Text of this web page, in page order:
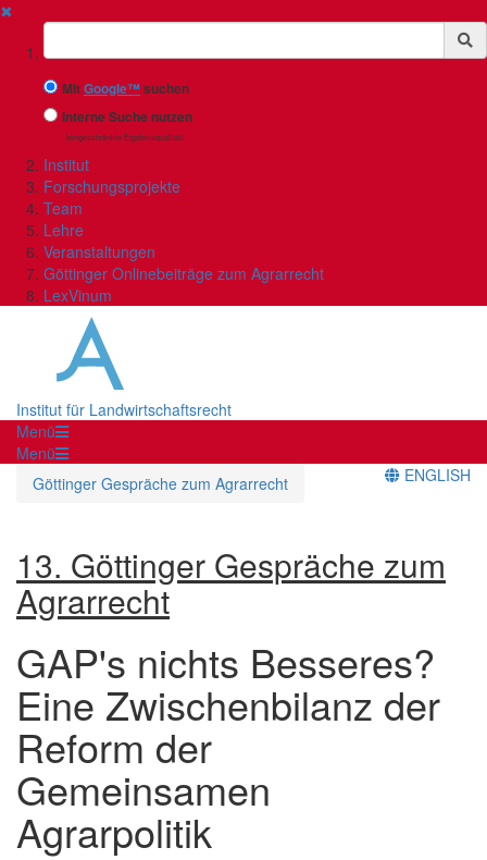
✖
Suchbegriff
MitGoogle™suchen
Interne Suche nutzen
(eingeschränkte Ergebnisqualität)
Institut
Forschungsprojekte
Team
Lehre
Veranstaltungen
Göttinger Onlinebeiträge zum Agrarrecht
LexVinum
Institut für Landwirtschaftsrecht
Menü
Menü
Göttinger Gespräche zum Agrarrecht
ENGLISH
13. Göttinger Gespräche zum
Agrarrecht
GAP's nichts Besseres?
Eine Zwischenbilanz der
Reform der
Gemeinsamen
Agrarpolitik